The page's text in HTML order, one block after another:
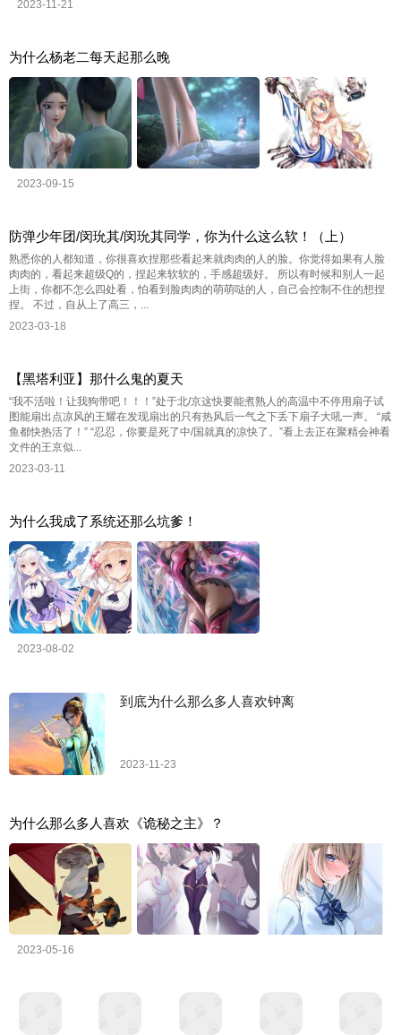
2023-11-21
为什么杨老二每天起那么晚
2023-09-15
防弹少年团/闵玧其/闵玧其同学，你为什么这么软！（上）
熟悉你的人都知道，你很喜欢捏那些看起来就肉肉的人的脸。你觉得如果有人脸
肉肉的，看起来超级Q的，捏起来软软的，手感超级好。 所以有时候和别人一起
上街，你都不怎么四处看，怕看到脸肉肉的萌萌哒的人，自己会控制不住的想捏
捏。 不过，自从上了高三，...
2023-03-18
【黑塔利亚】那什么鬼的夏天
“我不活啦！让我狗带吧！！！”处于北/京这快要能煮熟人的高温中不停用扇子试
图能扇出点凉风的王耀在发现扇出的只有热风后一气之下丢下扇子大吼一声。 “咸
鱼都快热活了！” “忍忍，你要是死了中/国就真的凉快了。”看上去正在聚精会神看
文件的王京似...
2023-03-11
为什么我成了系统还那么坑爹！
2023-08-02
到底为什么那么多人喜欢钟离
2023-11-23
为什么那么多人喜欢《诡秘之主》？
2023-05-16